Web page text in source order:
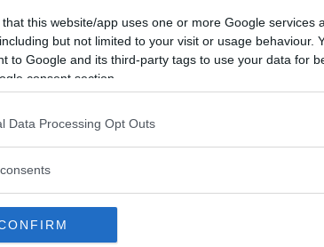
that this website/app uses one or more Google services
but not limited to your visit or usage behaviour.
to Google and its third-party tags to use your data for
consent section.
Data Processing Opt Outs
2018-02-12 05:43
Vill du bli
medlem?